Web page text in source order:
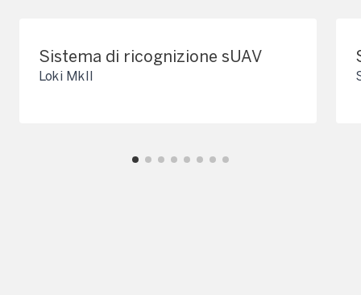
Sistema di ricognizione sUAV
Loki MkII